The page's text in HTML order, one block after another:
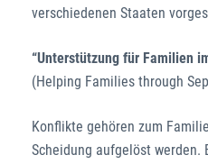
verschiedenen Staaten
“Unterstützung für Familien
(Helping Families through
Konflikte gehören zum
Scheidung aufgelöst